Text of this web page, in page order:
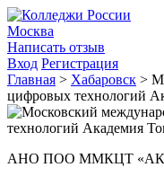
Москва
Написать отзыв
Вход Регистрация
Главная > Хабаровск >
цифровых технологий
АНО ПОО ММКЦТ